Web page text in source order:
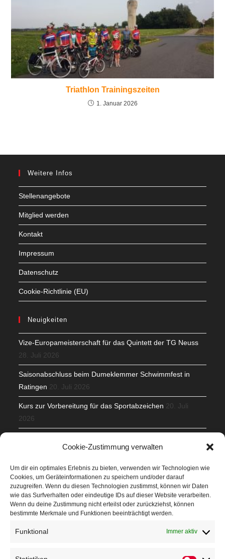
Cookie-Zustimmung verwalten
Um dir ein optimales Erlebnis zu bieten, verwenden wir Technologien wie
Cookies, um Geräteinformationen zu speichern und/oder darauf
zuzugreifen. Wenn du diesen Technologien zustimmst, können wir Daten
wie das Surfverhalten oder eindeutige IDs auf dieser Website verarbeiten.
Wenn du deine Zustimmung nicht erteilst oder zurückziehst, können
bestimmte Merkmale und Funktionen beeinträchtigt werden.
Funktional Immer aktiv
Triathlon Trainingszeiten
1. Januar 2026
Weitere Infos
Stellenangebote
Mitglied werden
Kontakt
Impressum
Datenschutz
Cookie-Richtlinie (EU)
Neuigkeiten
Vize-Europameisterschaft für das Quintett der TG Neuss
28. Juli 2026
Saisonabschluss beim Dumeklemmer Schwimmfest in
Ratingen 20. Juli 2026
Kurs zur Vorbereitung für das Sportabzeichen 20. Juli
2026
Veranstaltungen
Höffner Run